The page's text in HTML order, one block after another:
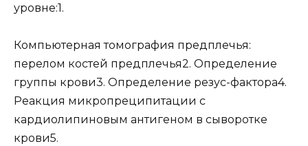
уровне:1.
Компьютерная томография предплечья:
перелом костей предплечья2. Определение
группы крови3. Определение резус-фактора4.
Реакция микропреципитации с
кардиолипиновым антигеном в сыворотке
крови5.